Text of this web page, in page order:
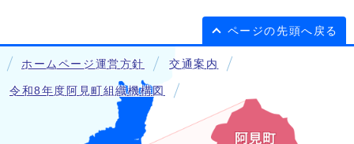
ページの先頭へ戻る
ホームページ運営方針 交通案内
令和8年度阿見町組織機構図